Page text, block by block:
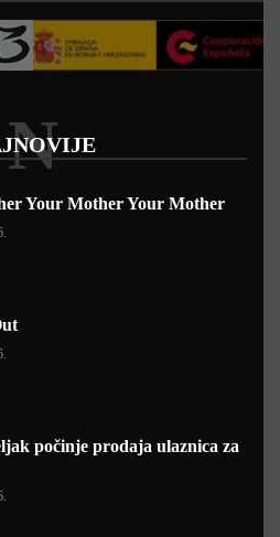
N
Your Mother Your Mother
počinje prodaja ulaznica za